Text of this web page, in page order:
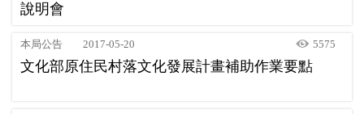
說明會
本局公告 2017-05-20 5575
文化部原住民村落文化發展計畫補助作業要點